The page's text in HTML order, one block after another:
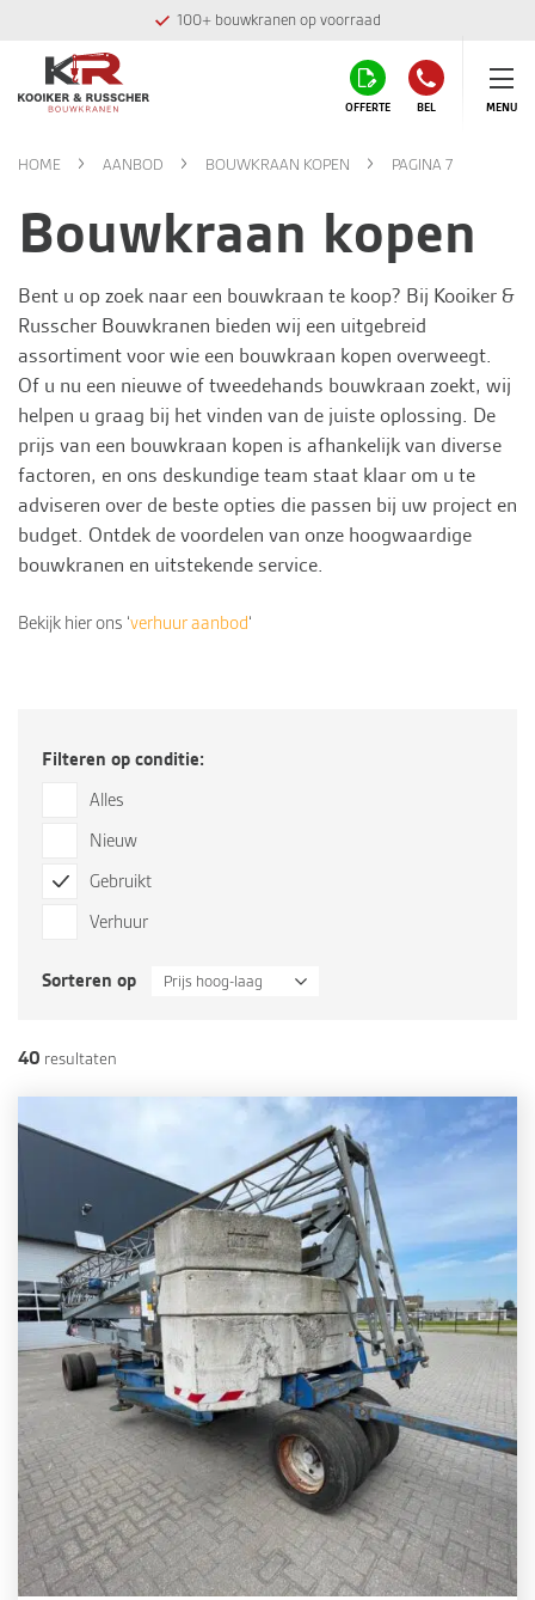
100+ bouwkranen op voorraad
OFFERTE BEL MENU
HOME AANBOD BOUWKRAAN KOPEN PAGINA 7
Bouwkraan kopen
Bent u op zoek naar een bouwkraan te koop? Bij Kooiker &
Russcher Bouwkranen bieden wij een uitgebreid
assortiment voor wie een bouwkraan kopen overweegt.
Of u nu een nieuwe of tweedehands bouwkraan zoekt, wij
helpen u graag bij het vinden van de juiste oplossing. De
prijs van een bouwkraan kopen is afhankelijk van diverse
factoren, en ons deskundige team staat klaar om u te
adviseren over de beste opties die passen bij uw project en
budget. Ontdek de voordelen van onze hoogwaardige
bouwkranen en uitstekendeservice.
Bekijk hier ons ‘verhuur aanbod‘
Filteren op conditie:
Alles
Nieuw
Gebruikt
Verhuur
Sorteren op Prijs hoog-laag
40 resultaten